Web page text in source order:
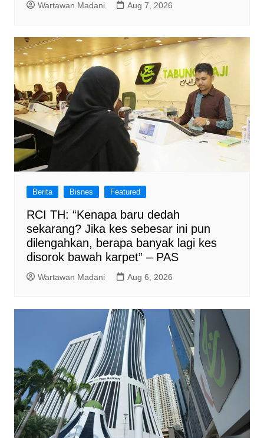
Wartawan Madani Aug 7, 2026
Berita Bisnes Featured
RCI TH: “Kenapa baru dedah
sekarang? Jika kes sebesar ini pun
dilengahkan, berapa banyak lagi kes
disorok bawah karpet” – PAS
Wartawan Madani Aug 6, 2026